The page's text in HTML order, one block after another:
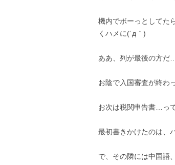
機内でボーっとしてた
くハメに(´д｀)
ああ、列が最後の方だ…
お陰で入国審査が終わ
お次は税関申告書…って
最初書きかけたのは、
で、その隣には中国語